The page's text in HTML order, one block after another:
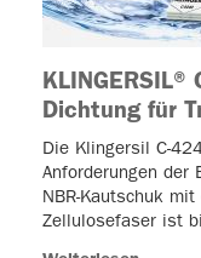
Dichtung für
Die Klingersil C-
Anforderungen der
NBR-Kautschuk
Zellulosefaser ist